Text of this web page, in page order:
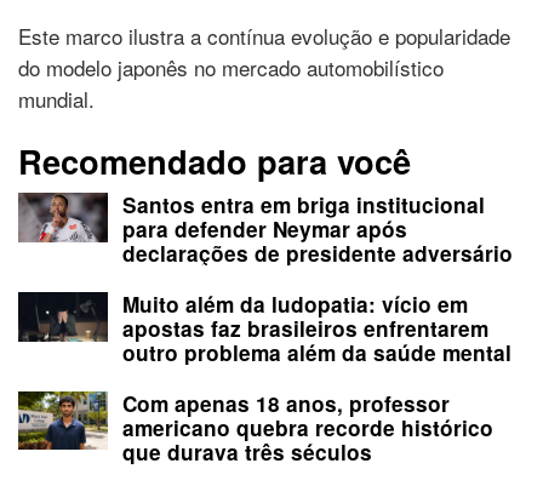
Este marco ilustra a contínua evolução e popularidade
do modelo japonês no mercado automobilístico
mundial.
Recomendado para você
Santos entra em briga institucional
para defender Neymar após
declarações de presidente adversário
Muito além da ludopatia: vício em
apostas faz brasileiros enfrentarem
outro problema além da saúde mental
Com apenas 18 anos, professor
americano quebra recorde histórico
que durava três séculos